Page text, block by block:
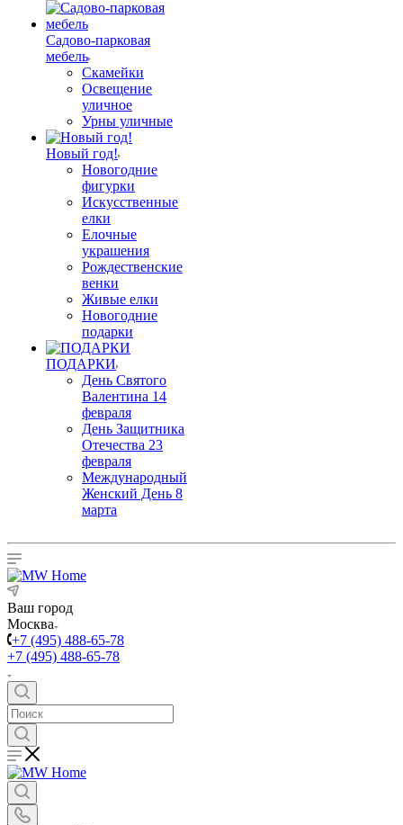
Садово-парковая
мебель
Скамейки
Освещение
уличное
Урны уличные
Новый год!
Новогодние
фигурки
Искусственные
елки
Елочные
украшения
Рождественские
венки
Живые елки
Новогодние
подарки
ПОДАРКИ
День Святого
Валентина 14
февраля
День Защитника
Отечества 23
февраля
Международный
Женский День 8
марта
Ваш город
Москва
+7 (495) 488-65-78
+7 (495) 488-65-78